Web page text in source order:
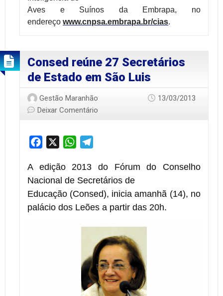
Aves e Suínos da Embrapa, no
endereço www.cnpsa.embrapa.br/cias.
Consed reúne 27 Secretários
de Estado em São Luis
Gestão Maranhão
13/03/2013
Deixar Comentário
Facebook WhatsApp
A edição 2013 do Fórum do Conselho
Nacional de Secretários de
Educação (Consed), inicia amanhã (14), no
palácio dos Leões a partir das 20h.